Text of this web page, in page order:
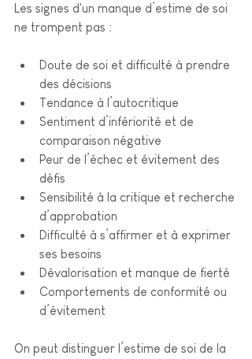
Les signes d'un manque d’estime de soi
ne trompent pas :
Doute de soi et difficulté à prendre
des décisions
Tendance à l’autocritique
Sentiment d’infériorité et de
comparaison négative
Peur de l’échec et évitement des
défis
Sensibilité à la critique et recherche
d’approbation
Difficulté à s’affirmer et à exprimer
ses besoins
Dévalorisation et manque de fierté
Comportements de conformité ou
d’évitement
On peut distinguer l’estime de soi de la